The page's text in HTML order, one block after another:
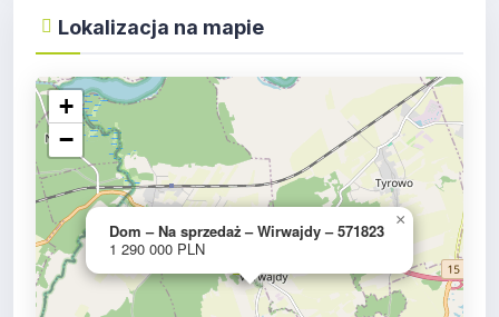
Lokalizacja na mapie
Dom – Na sprzedaż – Wirwajdy – 571823
1 290 000 PLN
×
+
−